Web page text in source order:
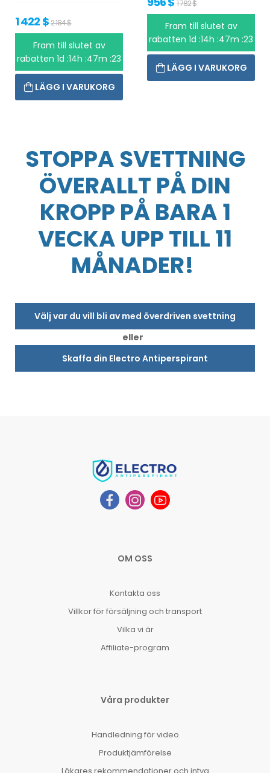
1 422 $2 184 $
Fram till slutet av
rabatten 1d :14h :47m :23
LÄGG I VARUKORG
1 782 $
Fram till slutet av
rabatten 1d :14h :47m :23
LÄGG I VARUKORG
STOPPA SVETTNING
ÖVERALLT PÅ DIN
KROPP PÅ BARA 1
VECKA UPP TILL 11
MÅNADER!
Välj var du vill bli av med överdriven svettning
eller
Skaffa din Electro Antiperspirant
OM OSS
Kontakta oss
Villkor för försäljning och transport
Vilka vi är
Affiliate-program
Våra produkter
Handledning för video
Produktjämförelse